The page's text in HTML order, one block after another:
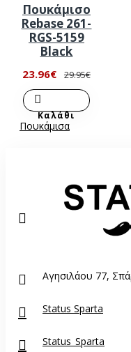
Πουκάμισο
Rebase 261-
RGS-5159
Black
23.96€ 29.95€
Καλάθι
Πουκάμισα
Αγησιλάου 77,
Status Sparta
Status_Sparta